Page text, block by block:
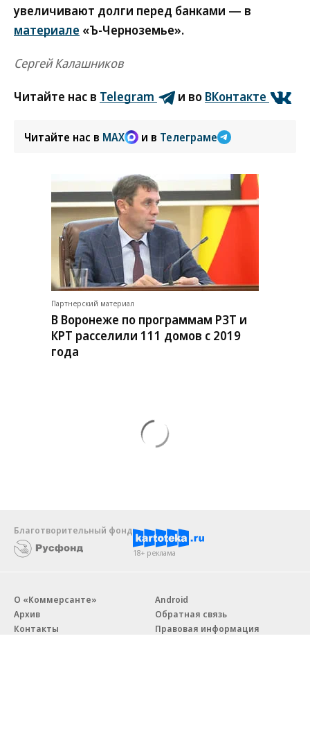
увеличивают долги перед банками — в
материале «Ъ-Черноземье».
Сергей Калашников
Читайте нас в Telegram и во ВКонтакте
Читайте нас в MAX и в Телеграме
Партнерский материал
В Воронеже по программам РЗТ и
КРТ расселили 111 домов с 2019
года
Благотворительный фонд
18+ реклама
О «Коммерсанте»
Архив
Контакты
Android
Обратная связь
Правовая информация